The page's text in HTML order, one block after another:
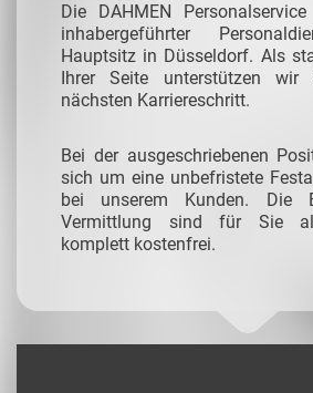
Die DAHMEN
inhabergeführter
Hauptsitz in Düsseldorf. Als
Ihrer Seite unterstützen
nächsten Karriereschritt.
Bei der ausgeschriebenen
sich um eine unbefristete
bei unserem Kunden. Die
Vermittlung sind für Sie
komplett kostenfrei.